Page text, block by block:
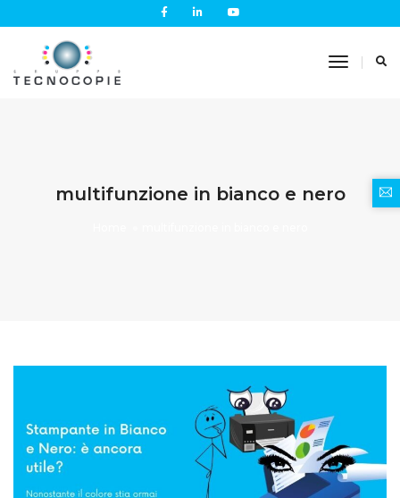
Toggle
multifunzione in bianco e nero